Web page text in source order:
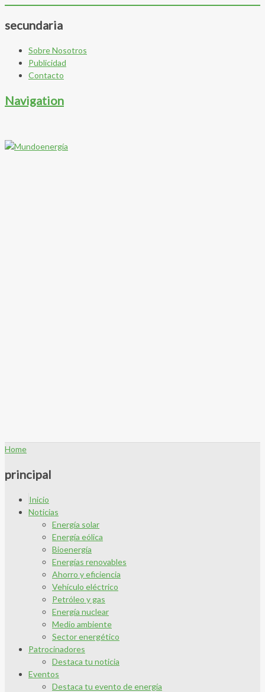
secundaria
Sobre Nosotros
Publicidad
Contacto
Navigation
Home
principal
Inicio
Noticias
Energía solar
Energía eólica
Bioenergía
Energías renovables
Ahorro y eficiencia
Vehículo eléctrico
Petróleo y gas
Energía nuclear
Medio ambiente
Sector energético
Patrocinadores
Destaca tu noticia
Eventos
Destaca tu evento de energía